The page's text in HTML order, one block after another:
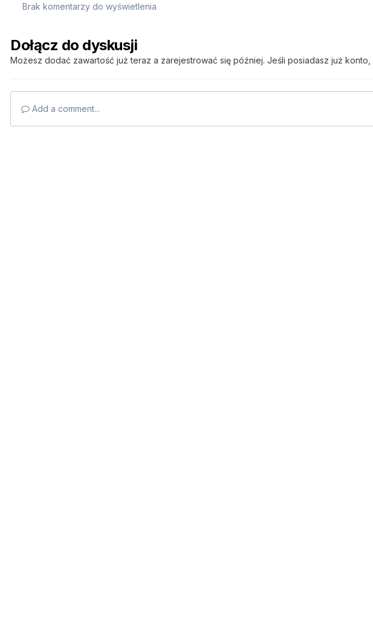
Brak komentarzy do wyświetlenia
Dołącz do dyskusji
Możesz dodać zawartość już teraz a zarejestrować się później. Jeśli posiadasz już konto,
Add a comment...